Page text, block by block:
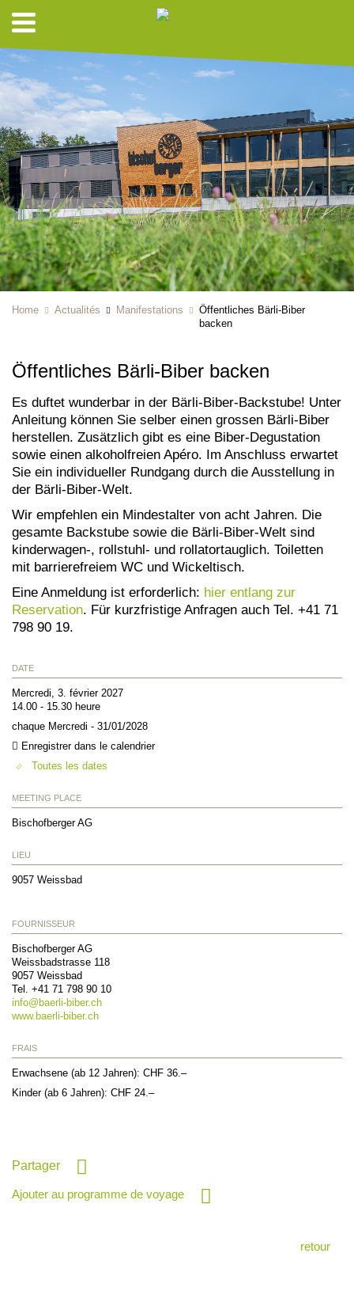
Home Actualités Manifestations
Öffentliches Bärli-Biber
backen
Öffentliches Bärli-Biber backen
Es duftet wunderbar in der Bärli-Biber-Backstube! Unter
Anleitung können Sie selber einen grossen Bärli-Biber
herstellen. Zusätzlich gibt es eine Biber-Degustation
sowie einen alkoholfreien Apéro. Im Anschluss erwartet
Sie ein individueller Rundgang durch die Ausstellung in
der Bärli-Biber-Welt.
Wir empfehlen ein Mindestalter von acht Jahren. Die
gesamte Backstube sowie die Bärli-Biber-Welt sind
kinderwagen-, rollstuhl- und rollatortauglich. Toiletten
mit barrierefreiem WC und Wickeltisch.
Eine Anmeldung ist erforderlich: hier entlang zur
Reservation . Für kurzfristige Anfragen auch Tel. +41 71
798 90 19.
DATE
Mercredi, 3. février 2027
14.00 - 15.30 heure
chaque Mercredi - 31/01/2028
Enregistrer dans le calendrier
Toutes les dates
MEETING PLACE
Bischofberger AG
LIEU
9057 Weissbad
FOURNISSEUR
Bischofberger AG
Weissbadstrasse 118
9057 Weissbad
Tel. +41 71 798 90 10
info@ baerli-biber.ch
www.baerli-biber.ch
FRAIS
Erwachsene (ab 12 Jahren): CHF 36.–
Kinder (ab 6 Jahren): CHF 24.–
Partager
Ajouter au programme de voyage
retour